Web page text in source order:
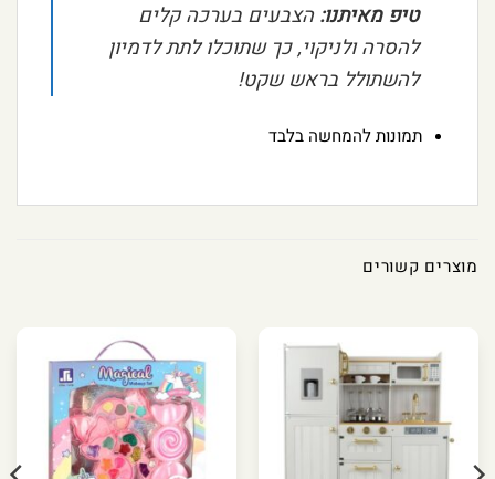
טיפ מאיתנו:הצבעים בערכה קלים
להסרה ולניקוי, כך שתוכלו לתת לדמיון
להשתולל בראש שקט!
תמונות להמחשה בלבד
מוצרים קשורים